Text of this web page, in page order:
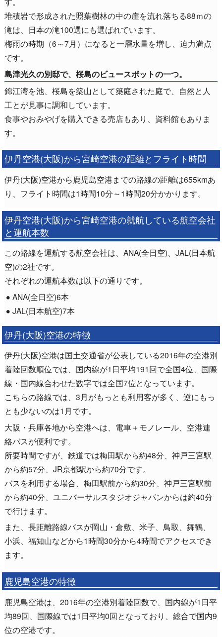
堆積岩で形成された照葉樹林の中の崖を流れ落ちる88ｍの
滝は、日本の滝100選にも選ばれています。
梅雨の時期（6～7月）になると一層水量を増し、迫力満点
です。
島津光久の別邸で、桜島のビュースポットの一つ。
錦江湾を池、桜島を築山として築庭された庭で、自然と人
工とが見事に調和しています。
食事やおみやげを購入できる売店もあり、資料館もありま
す。
伊丹空港(大阪)から宮崎空港の距離とフライト時間
伊丹(大阪)空港から鹿児島空港までの路線の距離は655kmあ
り、フライト時間は1時間10分～1時間20分かかります。
伊丹空港(大阪)から宮崎空港の就航している航空会社
と運航本数
この路線を運航する航空会社は、ANA(全日空)、JAL(日本航
空)の2社です。
それぞれの運航本数は以下の通りです。
ANA(全日空)6本
JAL(日本航空)7本
伊丹(大阪)空港の特徴
伊丹(大阪)空港は国土交通省が公表している2016年の空港別
着陸回数順位では、国内線が1日平均191回で全国4位、国際
線・国内線合わせた数字では全国7位となっています。
こちらの路線では、3月がもっとも利用客が多く、逆にもっ
とも少ないのは1月です。
大阪・兵庫各地から空港へは、電車＋モノレール、空港連
絡バスが便利です。
所要時間ですが、鉄道では梅田駅から約48分、神戸三宮駅
から約57分、JR京都駅から約70分です。
バスを利用する場合、梅田駅前から約30分、神戸三宮駅前
から約40分、ユニバーサルスタジオジャパンからは約40分
で行けます。
また、長距離路線バスが岡山・倉敷、米子、鳥取、舞鶴、
小浜、福知山などから1時間30分から4時間でアクセスでき
ます。
鹿児島空港の特徴
鹿児島空港は、2016年の空港別着陸回数で、国内線が1日平
均89回、国際線では1日平均0回となっており、総合で国内9
位の空港です。